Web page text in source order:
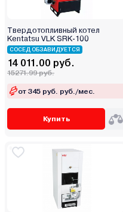
Твердотопливный котел
Kentatsu VLK SRK-100
СОСЕД ОБЗАВИДУЕТСЯ
14 011.00 руб.
15271.99 руб.
от 345 руб. руб./мес.
Купить